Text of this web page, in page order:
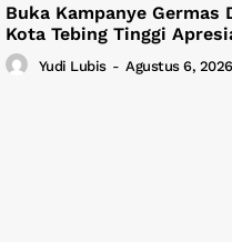
Buka Kampanye Germas
Kota Tebing Tinggi
Yudi Lubis - Agustus 6, 2026